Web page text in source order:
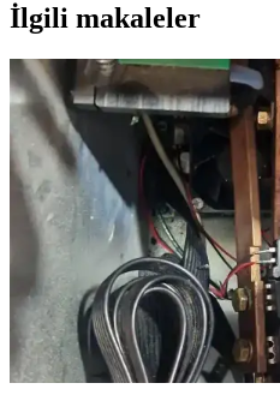
İlgili makaleler